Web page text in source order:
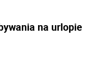
na urlopie